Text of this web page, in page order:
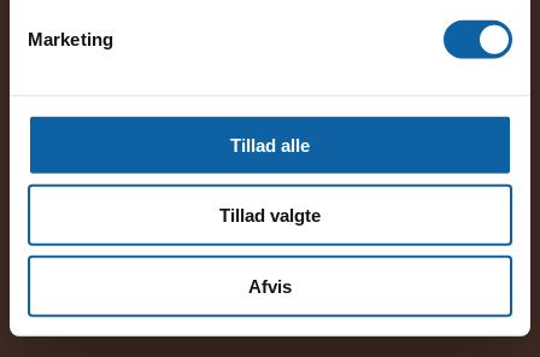
Marketing
Tillad alle
Tillad valgte
Afvis
Bethaniagade 40
FIND DIN SAFARI
OM BRAVO SAFARI
Medlem af Rejsegarantifonden nr. 3320